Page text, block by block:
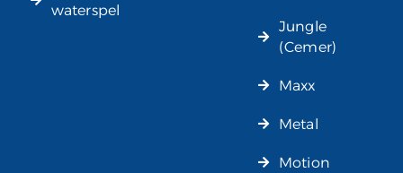
waterspel
Jungle
(Cemer)
Maxx
Metal
Motion